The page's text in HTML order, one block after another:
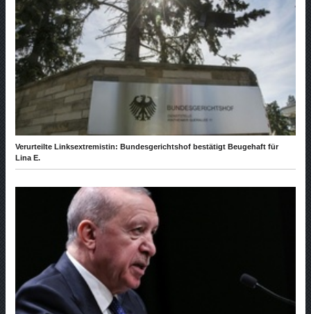
Verurteilte Linksextremistin: Bundesgerichtshof bestätigt Beugehaft für
Lina E.